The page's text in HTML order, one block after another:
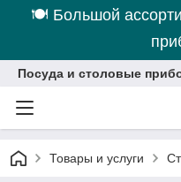
🍽 Большой
Посуда и столовые
Товары и услуги